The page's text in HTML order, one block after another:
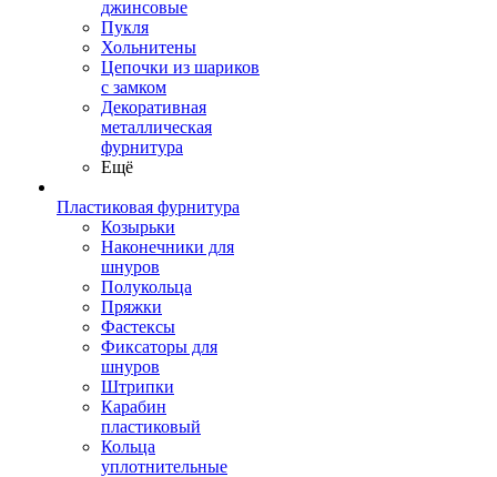
джинсовые
Пукля
Хольнитены
Цепочки из шариков
с замком
Декоративная
металлическая
фурнитура
Ещё
Пластиковая фурнитура
Козырьки
Наконечники для
шнуров
Полукольца
Пряжки
Фастексы
Фиксаторы для
шнуров
Штрипки
Карабин
пластиковый
Кольца
уплотнительные